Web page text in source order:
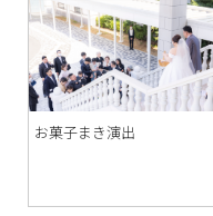
お菓子まき演出